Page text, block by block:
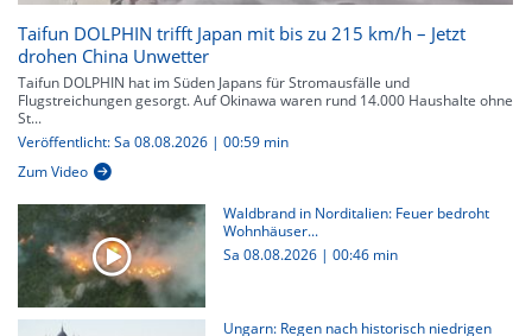
Taifun DOLPHIN trifft Japan mit bis zu 215 km/h – Jetzt
drohen China Unwetter
Taifun DOLPHIN hat im Süden Japans für Stromausfälle und
Flugstreichungen gesorgt. Auf Okinawa waren rund 14.000 Haushalte ohne
St...
Veröffentlicht: Sa 08.08.2026 | 00:59 min
Zum Video
Waldbrand in Norditalien: Feuer bedroht
Wohnhäuser...
Sa 08.08.2026 | 00:46 min
Ungarn: Regen nach historisch niedrigen